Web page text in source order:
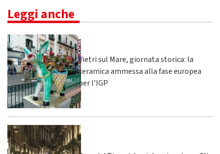
Leggi anche
Vietri sul Mare, giornata storica: la
ceramica ammessa alla fase europea
per l’IGP